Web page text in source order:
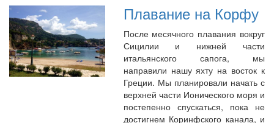
Плавание на Корфу
После месячного плавания вокруг
Сицилии и нижней части
итальянского сапога, мы
направили нашу яхту на восток к
Греции. Мы планировали начать с
верхней части Ионического моря и
постепенно спускаться, пока не
достигнем Коринфского канала, и